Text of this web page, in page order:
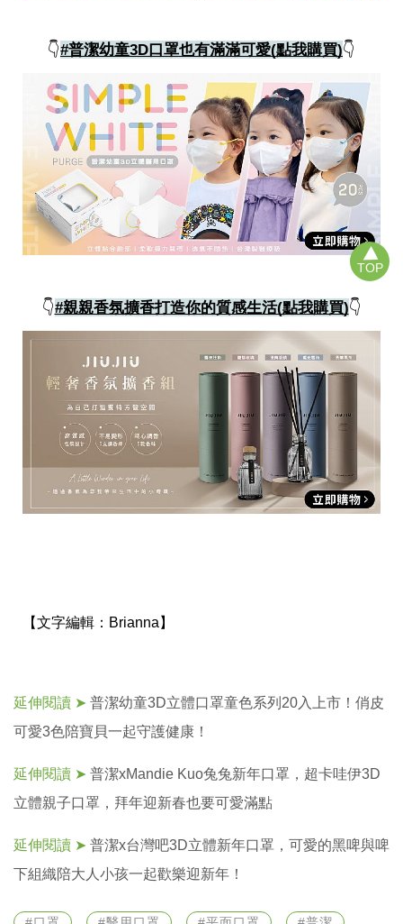
TOP
👇#普潔幼童3D口罩也有滿滿可愛(點我購買)👇
👇#親親香氛擴香打造你的質感生活(點我購買)👇
【文字編輯： Brianna】
延伸閱讀 ➤ 普潔幼童3D立體口罩童色系列20入上市！俏皮
可愛3色陪寶貝一起守護健康！
延伸閱讀 ➤ 普潔xMandie Kuo兔兔新年口罩，超卡哇伊3D
立體親子口罩，拜年迎新春也要可愛滿點
延伸閱讀 ➤ 普潔x台灣吧3D立體新年口罩，可愛的黑啤與啤
下組織陪大人小孩一起歡樂迎新年！